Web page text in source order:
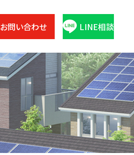
お問い合わせ LINE相談